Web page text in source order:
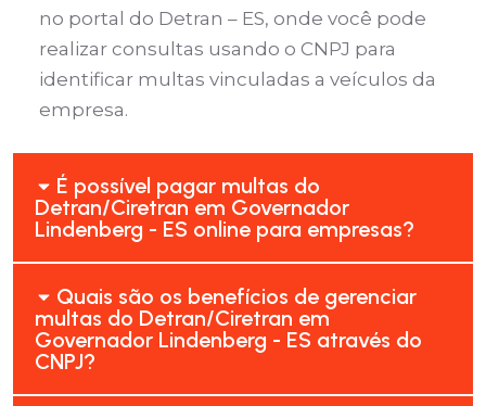
no portal do Detran – ES, onde você pode
realizar consultas usando o CNPJ para
identificar multas vinculadas a veículos da
empresa.
É possível pagar multas do
Detran/Ciretran em Governador
Lindenberg - ES online para empresas?
Quais são os benefícios de gerenciar
multas do Detran/Ciretran em
Governador Lindenberg - ES através do
CNPJ?